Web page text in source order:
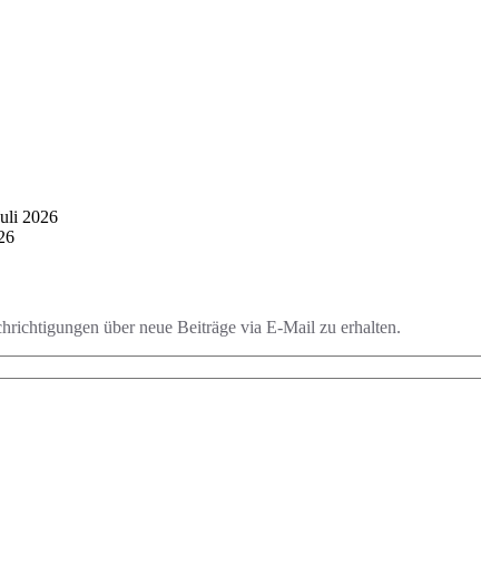
2026
über neue Beiträge via E-Mail zu erhalten.